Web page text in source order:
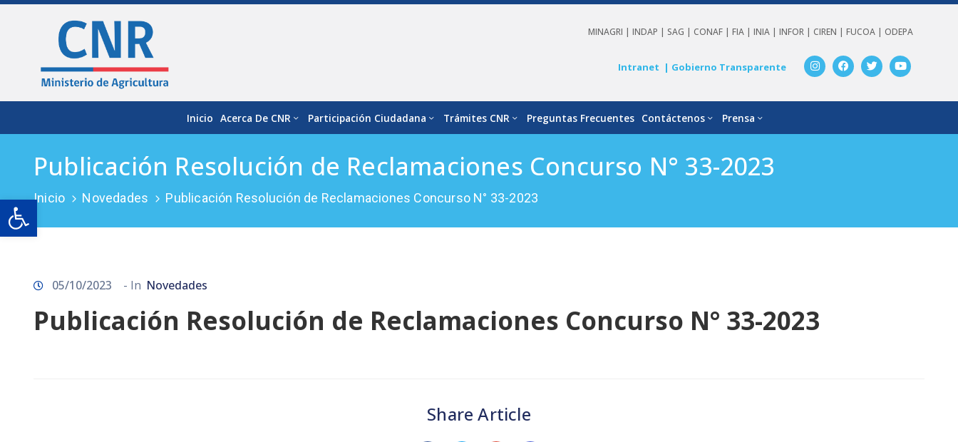
Open toolbar
MINAGRI |INDAP | SAG | CONAF |FIA |INIA |INFOR | CIREN |FUCOA | ODEPA
Intranet | Gobierno Transparente
Inicio Acerca De CNR Participación Ciudadana Trámites CNR Preguntas Frecuentes Contáctenos Prensa
Publicación Resolución de Reclamaciones Concurso N° 33-2023
Inicio Novedades Publicación Resolución de Reclamaciones Concurso N° 33-2023
05/10/2023 - In Novedades
Publicación Resolución de Reclamaciones Concurso N° 33-2023
Share Article